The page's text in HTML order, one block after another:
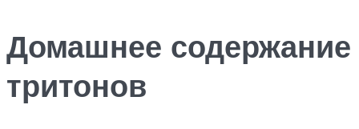
Домашнее содержание
тритонов